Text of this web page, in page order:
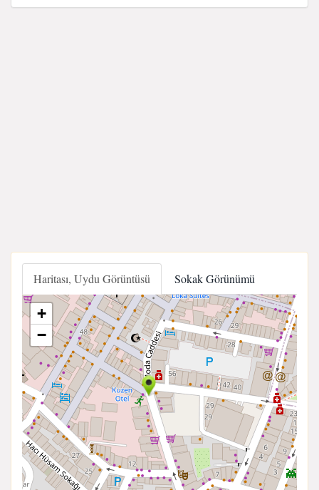
Haritası, Uydu Görüntüsü Sokak Görünümü
+
−